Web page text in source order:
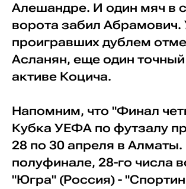
Алешандре. И один мяч в
ворота забил Абрамович.
проигравших дублем
Асланян, еще один точный
активе Коцича.
Напомним, что "Финал
Кубка УЕФА по футзалу
28 по 30 апреля в Алматы.
полуфинале, 28-го числа
"Югра" (Россия) -